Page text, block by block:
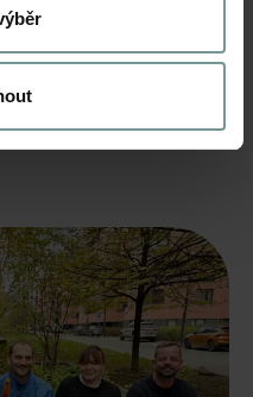
elitou top 40